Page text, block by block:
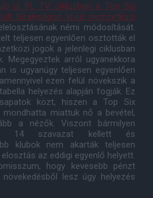
új PL TV ciklusban a Top Six
Királyságon kívüli nemzetközi
némi módosítását.
teljesen egyenlően osztották el
jogok a jelenlegi ciklusban
Megegyeztek arról ugyanekkora
is ugyanúgy teljesen egyenlően
ezen felül növekszik a
helyezés alapján fogják. Ez
közt, hiszen a Top Six
mondhatta miattuk nő a bevétel,
a nézők. Viszont bármilyen
14 szavazat kellett és
klubok nem akarták teljesen
az eddigi egyenlő helyett.
hogy kevesebb pénzt
lesz úgy helyezés